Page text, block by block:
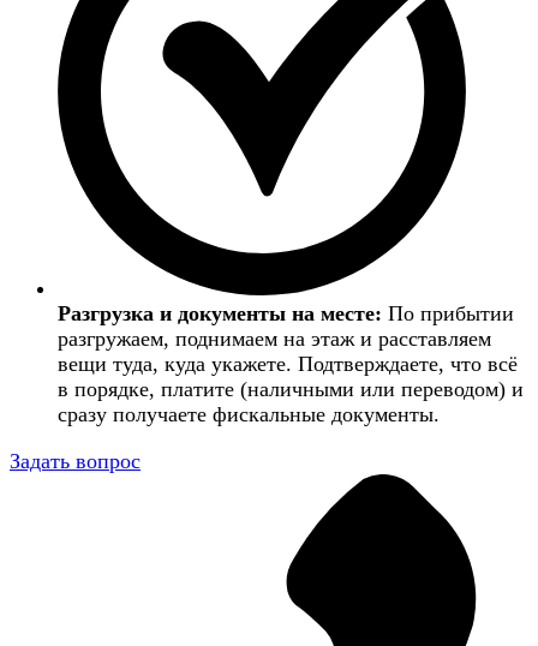
Разгрузка и документы на месте: По прибытии
разгружаем, поднимаем на этаж и расставляем
вещи туда, куда укажете. Подтверждаете, что всё
в порядке, платите (наличными или переводом) и
сразу получаете фискальные документы.
Задать вопрос